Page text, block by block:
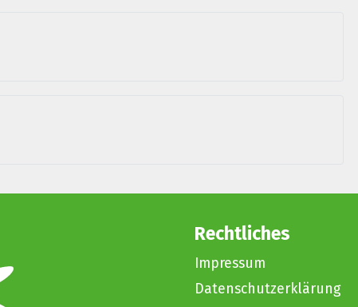
Rechtliches
Impressum
Datenschutzerklärung